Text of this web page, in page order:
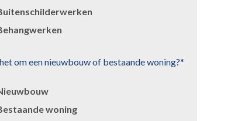
om een nieuwbouw of bestaande woning?*
woning